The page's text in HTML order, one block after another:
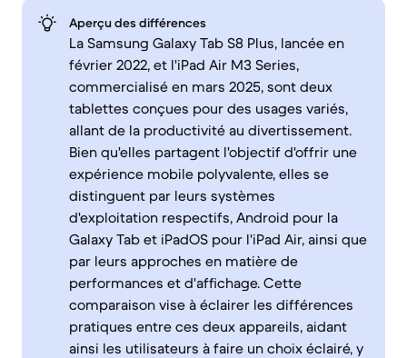
Aperçu des différences
La Samsung Galaxy Tab S8 Plus, lancée en
février 2022, et l'iPad Air M3 Series,
commercialisé en mars 2025, sont deux
tablettes conçues pour des usages variés,
allant de la productivité au divertissement.
Bien qu'elles partagent l'objectif d'offrir une
expérience mobile polyvalente, elles se
distinguent par leurs systèmes
d'exploitation respectifs, Android pour la
Galaxy Tab et iPadOS pour l'iPad Air, ainsi que
par leurs approches en matière de
performances et d'affichage. Cette
comparaison vise à éclairer les différences
pratiques entre ces deux appareils, aidant
ainsi les utilisateurs à faire un choix éclairé, y